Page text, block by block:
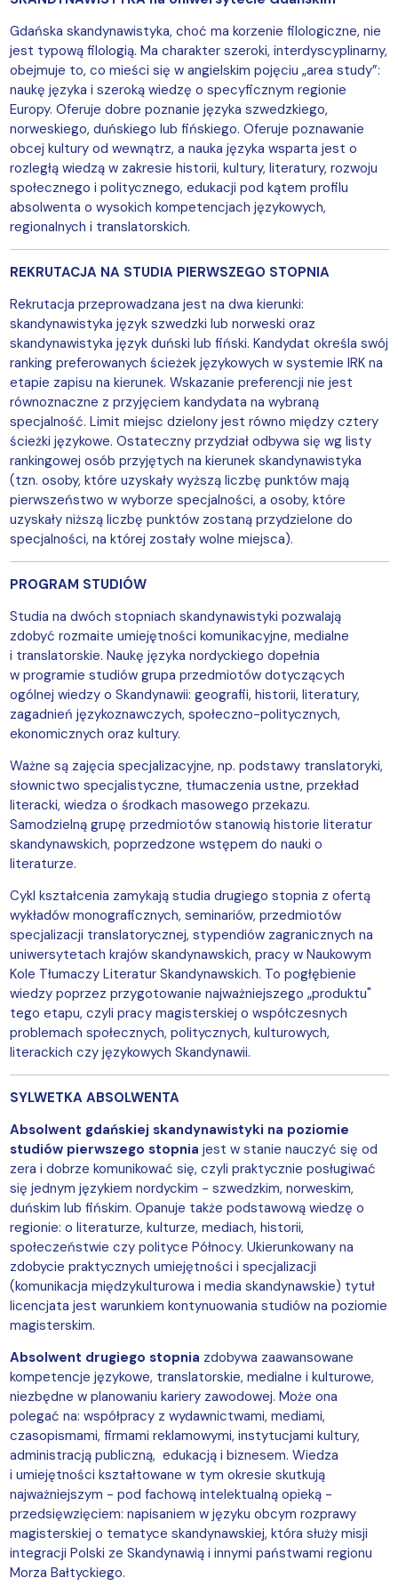
Gdańska skandynawistyka, choć ma korzenie filologiczne, nie
jest typową filologią. Ma charakter szeroki, interdyscyplinarny,
obejmuje to, co mieści się w angielskim pojęciu „area study”:
naukę języka i szeroką wiedzę o specyficznym regionie
Europy. Oferuje dobre poznanie języka szwedzkiego,
norweskiego, duńskiego lub fińskiego. Oferuje poznawanie
obcej kultury od wewnątrz, a nauka języka wsparta jest o
rozległą wiedzą w zakresie historii, kultury, literatury, rozwoju
społecznego i politycznego, edukacji pod kątem profilu
absolwenta o wysokich kompetencjach językowych,
regionalnych i translatorskich.
REKRUTACJA NA STUDIA PIERWSZEGO STOPNIA
Rekrutacja przeprowadzana jest na dwa kierunki:
skandynawistyka język szwedzki lub norweski oraz
skandynawistyka język duński lub fiński. Kandydat określa swój
ranking preferowanych ścieżek językowych w systemie IRK na
etapie zapisu na kierunek. Wskazanie preferencji nie jest
równoznaczne z przyjęciem kandydata na wybraną
specjalność. Limit miejsc dzielony jest równo między cztery
ścieżki językowe. Ostateczny przydział odbywa się wg listy
rankingowej osób przyjętych na kierunek skandynawistyka
(tzn. osoby, które uzyskały wyższą liczbę punktów mają
pierwszeństwo w wyborze specjalności, a osoby, które
uzyskały niższą liczbę punktów zostaną przydzielone do
specjalności, na której zostały wolne miejsca).
PROGRAM STUDIÓW
Studia na dwóch stopniach skandynawistyki pozwalają
zdobyć rozmaite umiejętności komunikacyjne, medialne
i translatorskie. Naukę języka nordyckiego dopełnia
w programie studiów grupa przedmiotów dotyczących
ogólnej wiedzy o Skandynawii: geografii, historii, literatury,
zagadnień językoznawczych, społeczno-politycznych,
ekonomicznych oraz kultury.
Ważne są zajęcia specjalizacyjne, np. podstawy translatoryki,
słownictwo specjalistyczne, tłumaczenia ustne, przekład
literacki, wiedza o środkach masowego przekazu.
Samodzielną grupę przedmiotów stanowią historie literatur
skandynawskich, poprzedzone wstępem do nauki o
literaturze.
Cykl kształcenia zamykają studia drugiego stopnia z ofertą
wykładów monograficznych, seminariów, przedmiotów
specjalizacji translatorycznej, stypendiów zagranicznych na
uniwersytetach krajów skandynawskich, pracy w Naukowym
Kole Tłumaczy Literatur Skandynawskich. To pogłębienie
wiedzy poprzez przygotowanie najważniejszego „produktu"
tego etapu, czyli pracy magisterskiej o współczesnych
problemach społecznych, politycznych, kulturowych,
literackich czy językowych Skandynawii.
SYLWETKA ABSOLWENTA
Absolwent gdańskiej skandynawistyki na poziomie
studiów pierwszego stopnia jest w stanie nauczyć się od
zera i dobrze komunikować się, czyli praktycznie posługiwać
się jednym językiem nordyckim - szwedzkim, norweskim,
duńskim lub fińskim. Opanuje także podstawową wiedzę o
regionie: o literaturze, kulturze, mediach, historii,
społeczeństwie czy polityce Północy. Ukierunkowany na
zdobycie praktycznych umiejętności i specjalizacji
(komunikacja międzykulturowa i media skandynawskie) tytuł
licencjata jest warunkiem kontynuowania studiów na poziomie
magisterskim.
Absolwent drugiego stopnia zdobywa zaawansowane
kompetencje językowe, translatorskie, medialne i kulturowe,
niezbędne w planowaniu kariery zawodowej. Może ona
polegać na: współpracy z wydawnictwami, mediami,
czasopismami, firmami reklamowymi, instytucjami kultury,
administracją publiczną, edukacją i biznesem. Wiedza
i umiejętności kształtowane w tym okresie skutkują
najważniejszym - pod fachową intelektualną opieką -
przedsięwzięciem: napisaniem w języku obcym rozprawy
magisterskiej o tematyce skandynawskiej, która służy misji
integracji Polski ze Skandynawią i innymi państwami regionu
Morza Bałtyckiego.